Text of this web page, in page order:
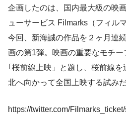
企画したのは、国内最大級の映
ューサービス Filmarks（フィル
今回、新海誠の作品を２ヶ月連
画の第1弾。映画の重要なモチ
｢桜前線上映」と題し、桜前線
北へ向かって全国上映する試みだ
https://twitter.com/